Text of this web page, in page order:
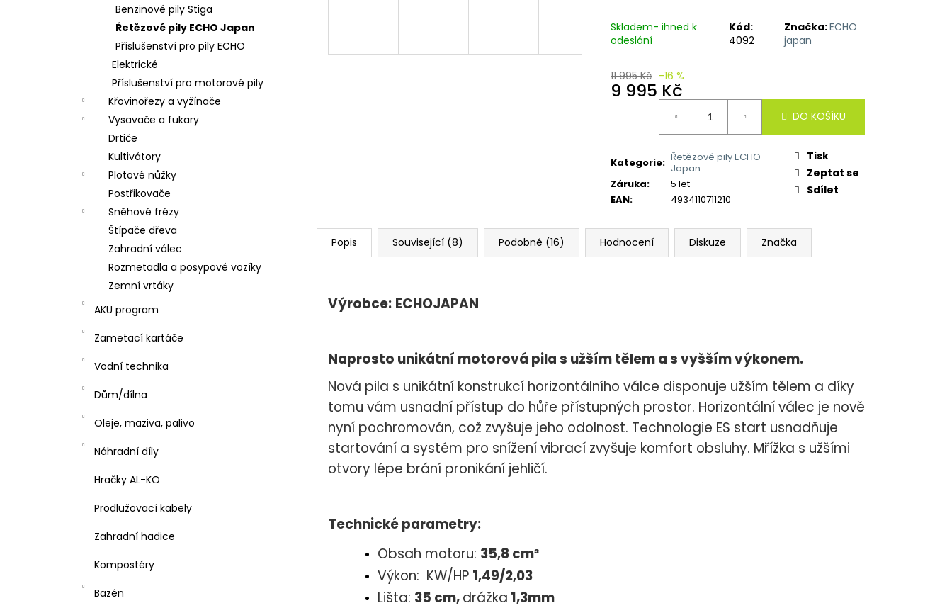
Benzinové pily Stiga
Řetězové pily ECHO Japan
Příslušenství pro pily ECHO
Elektrické
Příslušenství pro motorové pily
Křovinořezy a vyžínače
Vysavače a fukary
Drtiče
Kultivátory
Plotové nůžky
Postřikovače
Sněhové frézy
Štípače dřeva
Zahradní válec
Rozmetadla a posypové vozíky
Zemní vrtáky
AKU program
Zametací kartáče
Vodní technika
Dům/dílna
Oleje, maziva, palivo
Náhradní díly
Hračky AL-KO
Prodlužovací kabely
Zahradní hadice
Kompostéry
Bazén
Skladem- ihned k
odeslání
Kód:
4092
Značka:ECHO
japan
11 995 Kč –16 %
9 995 Kč
DO KOŠÍKU
Kategorie: Řetězové pily ECHO
Japan
Záruka:
5 let
EAN: 4934110711210
Tisk
Zeptat se
Sdílet
Popis Související (8) Podobné (16) Hodnocení Diskuze Značka
Výrobce: ECHOJAPAN
Naprosto unikátní motorová pila s užším tělem a s vyšším výkonem.
Nová pila s unikátní konstrukcí horizontálního válce disponuje užším tělem a díky
tomu vám usnadní přístup do hůře přístupných prostor. Horizontální válec je nově
nyní pochromován, což zvyšuje jeho odolnost. Technologie ES start usnadňuje
startování a systém pro snížení vibrací zvyšuje komfort obsluhy. Mřížka s užšími
otvory lépe brání pronikání jehličí.
Technické parametry:
Obsah motoru: 35,8 cm³
Výkon: KW/HP 1,49/2,03
Lišta: 35 cm,drážka 1,3mm